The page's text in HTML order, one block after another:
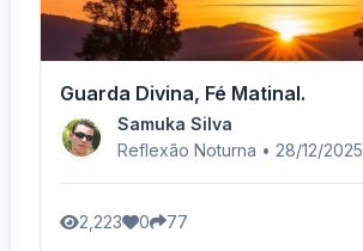
Guarda Divina, Fé Matinal.
Samuka Silva
Reflexão Noturna • 28/12/2025
2,223 0 77